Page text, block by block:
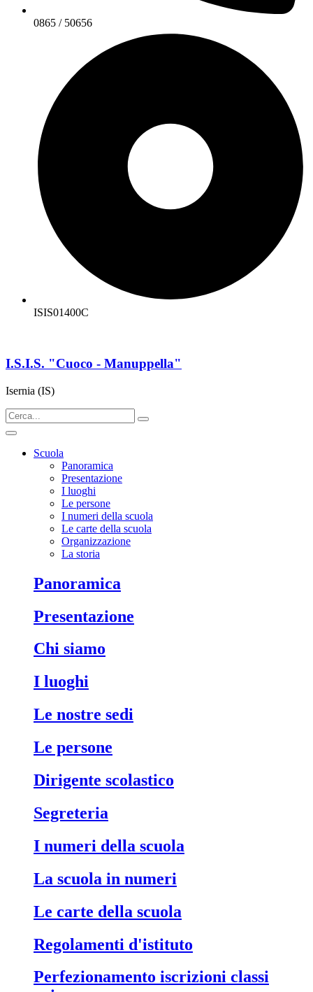
0865 / 50656
ISIS01400C
I.S.I.S. "Cuoco - Manuppella"
Isernia (IS)
Scuola
Panoramica
Presentazione
I luoghi
Le persone
I numeri della scuola
Le carte della scuola
Organizzazione
La storia
panoramica
presentazione
chi siamo
i luoghi
le nostre sedi
le persone
dirigente scolastico
segreteria
i numeri della scuola
la scuola in numeri
le carte della scuola
regolamenti d'istituto
perfezionamento iscrizioni classi